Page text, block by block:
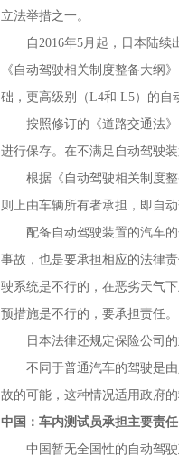
立法举措之一。
自2016年5月起，日本陆续
《自动驾驶相关制度整备大纲
础，更高级别（L4和 L5）的自
按照修订的《道路交通法》
进行保存。在不满足自动驾驶
根据《自动驾驶相关制度整
则上由车辆所有者承担，即自
配备自动驾驶装置的汽车的
事故，也是要承担相应的法律
驶系统是不行的，在恶劣天气
预措施是不行的，要承担责任。
日本法律还规定保险公司的
不同于普通汽车的驾驶是由
故的可能，这种情况适用政府
中国：车内测试员承担主要责任
中国暂无全国性的自动驾驶